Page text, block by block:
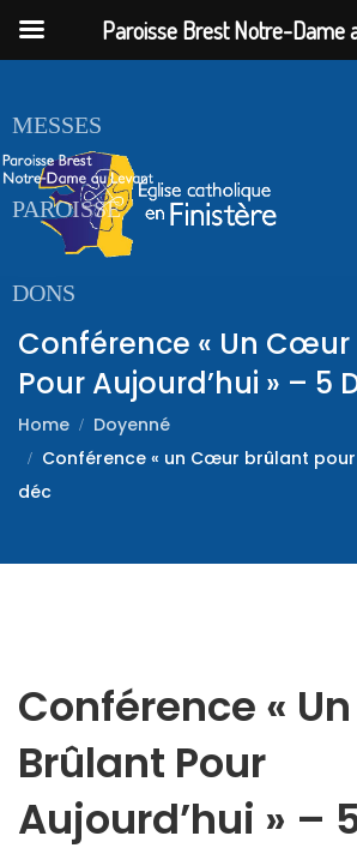
ACCUEIL
MESSES
PAROISSE
DONS
Conférence « Un
Pour Aujourd’hui » – 5
Home
Doyenné
Conférence « un Cœur brûlant pour
déc
Conférence «
Brûlant Pour
Aujourd’hui » –
Paroisse Brest Notre-Dame